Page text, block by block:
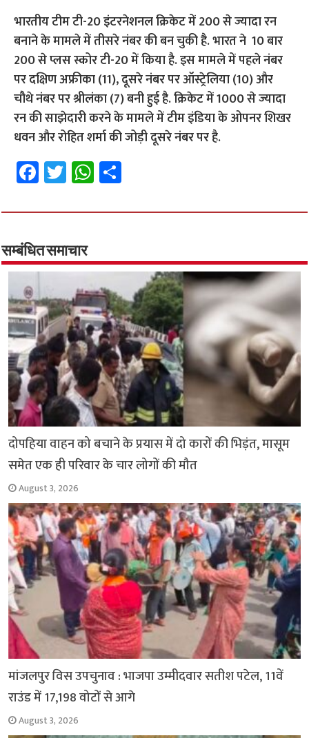
भारतीय टीम टी-20 इंटरनेशनल क्रिकेट में 200 से ज्यादा रन
बनाने के मामले में तीसरे नंबर की बन चुकी है. भारत ने 10 बार
200 से प्लस स्कोर टी-20 में किया है. इस मामले में पहले नंबर
पर दक्षिण अफ्रीका (11), दूसरे नंबर पर ऑस्ट्रेलिया (10) और
चौथे नंबर पर श्रीलंका (7) बनी हुई है. क्रिकेट में 1000 से ज्यादा
रन की साझेदारी करने के मामले में टीम इंडिया के ओपनर शिखर
धवन और रोहित शर्मा की जोड़ी दूसरे नंबर पर है.
Fa
ce
b
o
o
k
T
wi
tt
er
W
h
at
p
p
ar
सम्बंधित समाचार
दोपहिया वाहन को बचाने के प्रयास में दो कारों की भिड़ंत, मासूम
समेत एक ही परिवार के चार लोगों की मौत
August 3, 2026
मांजलपुर विस उपचुनाव : भाजपा उम्मीदवार सतीश पटेल, 11वें
राउंड में 17,198 वोटों से आगे
August 3, 2026